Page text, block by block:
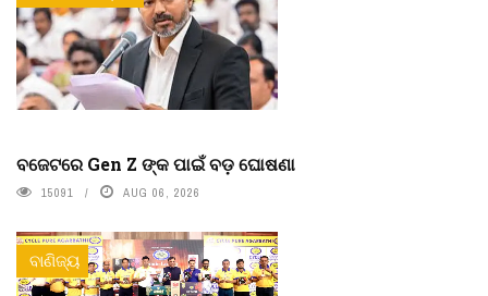
ବଜେଟରେ Gen Z ଙ୍କ ପାଇଁ ବଡ଼ ଘୋଷଣା
15091 AUG 06, 2026
ବାଣିଜ୍ୟ